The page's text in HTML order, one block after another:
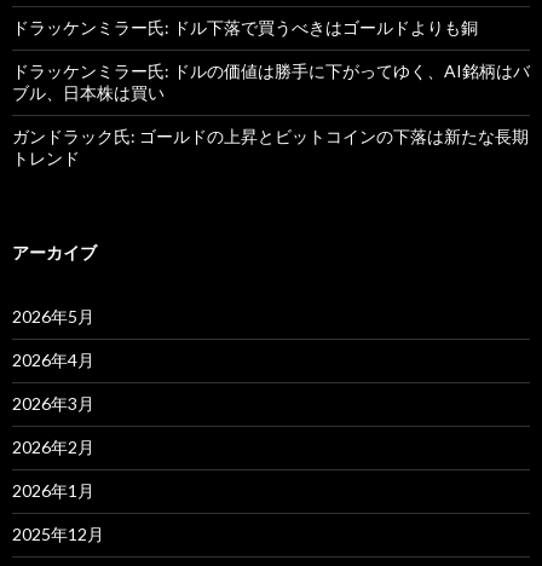
ドラッケンミラー氏: ドル下落で買うべきはゴールドよりも銅
ドラッケンミラー氏: ドルの価値は勝手に下がってゆく、AI銘柄はバ
ブル、日本株は買い
ガンドラック氏: ゴールドの上昇とビットコインの下落は新たな長期
トレンド
アーカイブ
2026年5月
2026年4月
2026年3月
2026年2月
2026年1月
2025年12月